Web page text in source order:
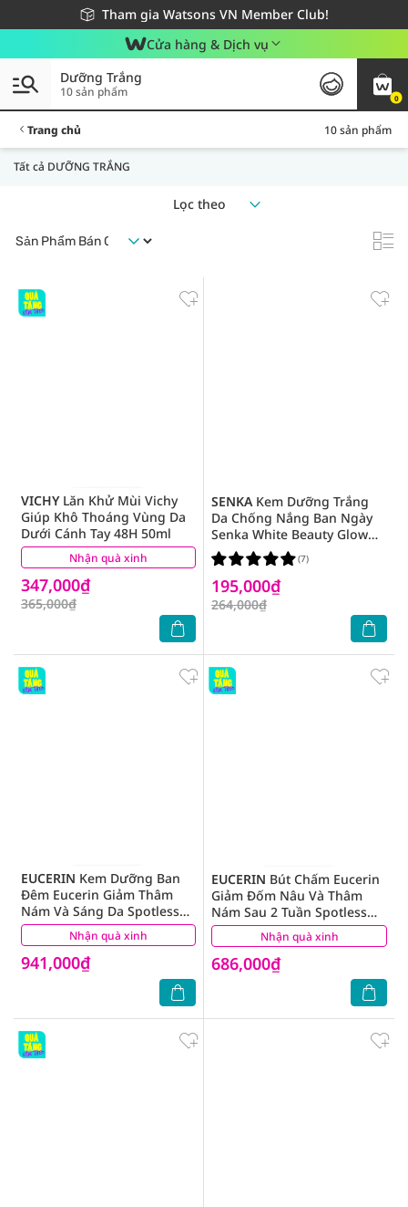
Tham gia Watsons VN Member Club!
Miễn phí giao hàng cho đơn hàng từ 249,000Đ
Giao hàng nhanh 24h - Áp dụng khu vực TP. Hồ Chí Minh
Cửa hàng & Dịch vụ
0
Dưỡng Trắng
10 sản phẩm
Trang chủ 10 sản phẩm
Tất cả DƯỠNG TRẮNG
Lọc theo
Nhận quà xinh
VICHYLăn Khử Mùi Vichy
Giúp Khô Thoáng Vùng Da
Dưới Cánh Tay 48H 50ml
347,000₫
365,000₫
(1)
SENKAKem Dưỡng Trắng
Da Chống Nắng Ban Ngày
Senka White Beauty Glow
UV Cream 50g
195,000₫
264,000₫
(7)
Nhận quà xinh
EUCERIN Kem Dưỡng Ban
Đêm Eucerin Giảm Thâm
Nám Và Sáng Da Spotless
Brightening Night 50ml
941,000₫
(34) Nhận quà xinh
EUCERIN Bút Chấm Eucerin
Giảm Đốm Nâu Và Thâm
Nám Sau 2 Tuần Spotless
Brightening Spot Corrector
5ml
686,000₫
(59)